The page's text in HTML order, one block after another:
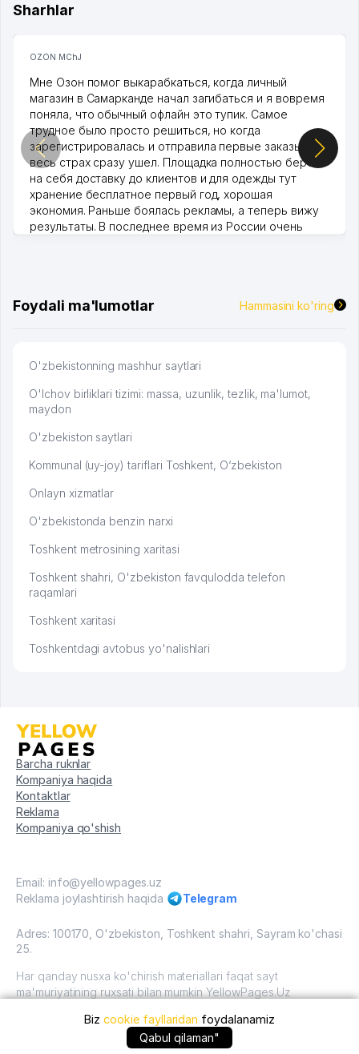
Sharhlar
OZON MChJ
Мне Озон помог выкарабкаться, когда личный
магазин в Самарканде начал загибаться и я вовремя
поняла, что обычный офлайн это тупик. Самое
трудное было просто решиться, но когда
зарегистрировалась и отправила первые заказы,
весь страх сразу ушел. Площадка полностью берет
на себя доставку до клиентов и для одежды тут
хранение бесплатное первый год, хорошая
экономия. Раньше боялась рекламы, а теперь вижу
результаты. В последнее время из России очень
Foydali ma'lumotlar Hammasini ko'ring
O'zbekistonning mashhur saytlari
O'lchov birliklari tizimi: massa, uzunlik, tezlik, ma'lumot,
maydon
O'zbekiston saytlari
Kommunal (uy-joy) tariflari Toshkent, O‘zbekiston
Onlayn xizmatlar
O'zbekistonda benzin narxi
Toshkent metrosining xaritasi
Toshkent shahri, O'zbekiston favqulodda telefon
raqamlari
Toshkent xaritasi
Toshkentdagi avtobus yo'nalishlari
Barcha ruknlar
Kompaniya haqida
Kontaktlar
Reklama
Kompaniya qo'shish
Email: info@yellowpages.uz
Reklama joylashtirish haqida
Telegram
Adres: 100170, O'zbekiston, Toshkent shahri, Sayram ko'chasi
25.
Har qanday nusxa ko'chirish materiallari faqat sayt
ma'muriyatining ruxsati bilan mumkin YellowPages.Uz
O'zbekiston, 2009 - 2026 / O'zbekiston "sariq
sahifalar"mualliflik huquqi. Barcha huquqlar himoyalangan.
Bizcookie fayllaridan foydalanamiz
Qabul qilaman"